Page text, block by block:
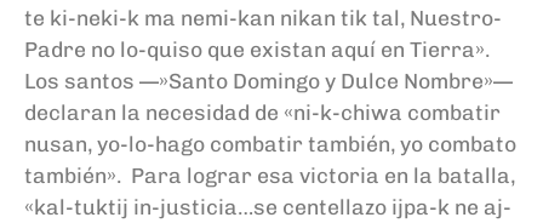
te ki-neki-k ma nemi-kan nikan tik tal, Nuestro-
Padre no lo-quiso que existan aquí en Tierra».
Los santos —»Santo Domingo y Dulce Nombre»—
declaran la necesidad de «ni-k-chiwa combatir
nusan, yo-lo-hago combatir también, yo combato
también». Para lograr esa victoria en la batalla,
«kal-tuktij in-justicia…se centellazo ijpa-k ne aj-